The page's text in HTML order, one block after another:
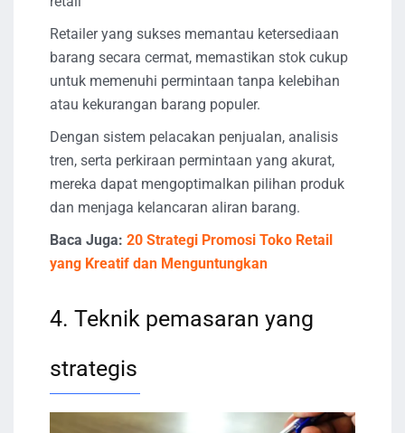
Retailer yang sukses memantau ketersediaan
barang secara cermat, memastikan stok cukup
untuk memenuhi permintaan tanpa kelebihan
atau kekurangan barang populer.
Dengan sistem pelacakan penjualan, analisis
tren, serta perkiraan permintaan yang akurat,
mereka dapat mengoptimalkan pilihan produk
dan menjaga kelancaran aliran barang.
Baca Juga: 20 Strategi Promosi Toko Retail
yang Kreatif dan Menguntungkan
4. Teknik pemasaran yang
strategis